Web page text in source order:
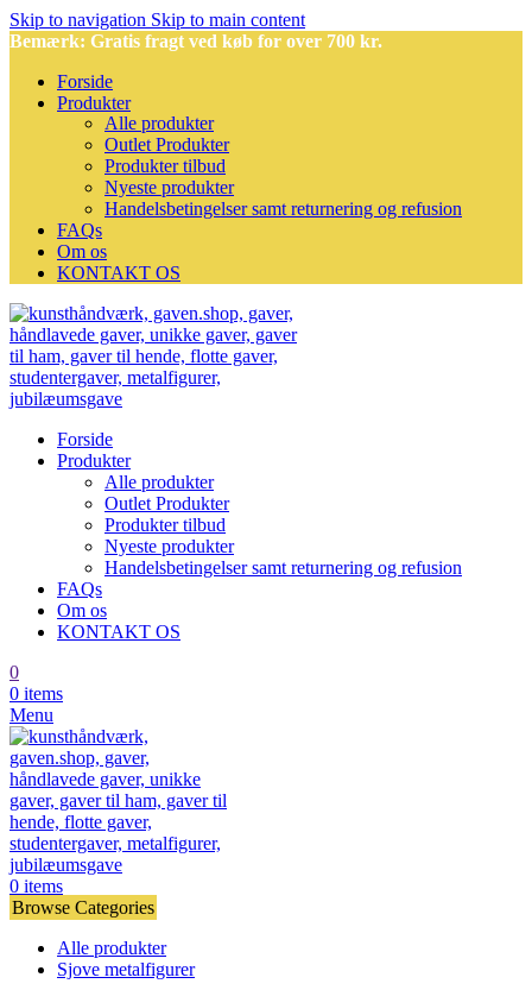
Skip to navigation Skip to main content
Bemærk: Gratis fragt ved køb for over 700 kr.
Forside
Produkter
Alle produkter
Outlet Produkter
Produkter tilbud
Nyeste produkter
Handelsbetingelser samt returnering og refusion
FAQs
Om os
KONTAKT OS
Forside
Produkter
Alle produkter
Outlet Produkter
Produkter tilbud
Nyeste produkter
Handelsbetingelser samt returnering og refusion
FAQs
Om os
KONTAKT OS
0
0 items
Menu
0 items
Browse Categories
Alle produkter
Sjove metalfigurer